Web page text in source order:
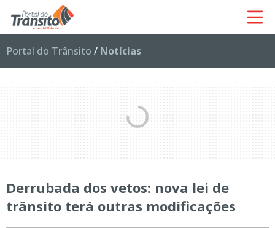
Portal do Trânsito / Notícias
Derrubada dos vetos: nova lei de
trânsito terá outras modificações